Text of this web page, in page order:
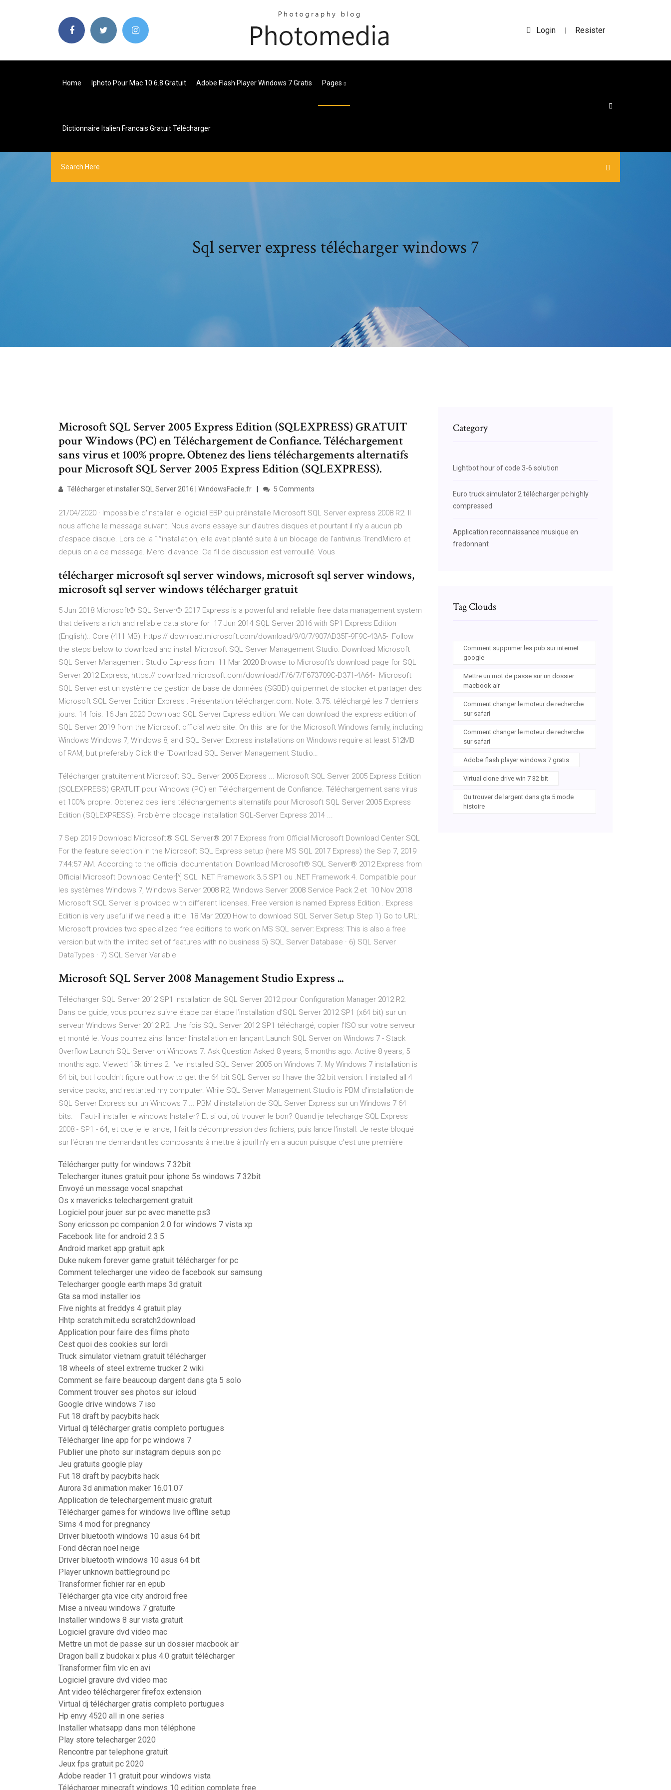
Login | Resister
Home Iphoto Pour Mac 10.6.8 Gratuit Adobe Flash Player Windows 7 Gratis Pages
Dictionnaire Italien Francais Gratuit Télécharger
Sql server express télécharger windows 7
Microsoft SQL Server 2005 Express Edition (SQLEXPRESS) GRATUIT
pour Windows (PC) en Téléchargement de Confiance. Téléchargement
sans virus et 100% propre. Obtenez des liens téléchargements alternatifs
pour Microsoft SQL Server 2005 Express Edition (SQLEXPRESS).
Télécharger et installer SQL Server 2016 | WindowsFacile.fr 5 Comments
21/04/2020 · Impossible d'installer le logiciel EBP qui préinstalle Microsoft SQL Server express 2008 R2. Il
nous affiche le message suivant. Nous avons essaye sur d'autres disques et pourtant il n'y a aucun pb
d'espace disque. Lors de la 1°installation, elle avait planté suite à un blocage de l'antivirus TrendMicro et
depuis on a ce message. Merci d'avance. Ce fil de discussion est verrouillé. Vous
télécharger microsoft sql server windows, microsoft sql server windows,
microsoft sql server windows télécharger gratuit
5 Jun 2018 Microsoft® SQL Server® 2017 Express is a powerful and reliable free data management system
that delivers a rich and reliable data store for 17 Jun 2014 SQL Server 2016 with SP1 Express Edition
(English):. Core (411 MB): https:// download.microsoft.com/download/9/0/7/907AD35F-9F9C-43A5- Follow
the steps below to download and install Microsoft SQL Server Management Studio. Download Microsoft
SQL Server Management Studio Express from 11 Mar 2020 Browse to Microsoft's download page for SQL
Server 2012 Express, https:// download.microsoft.com/download/F/6/7/F673709C-D371-4A64- Microsoft
SQL Server est un système de gestion de base de données (SGBD) qui permet de stocker et partager des
Microsoft SQL Server Edition Express : Présentation télécharger.com. Note: 3.75. téléchargé les 7 derniers
jours. 14 fois. 16 Jan 2020 Download SQL Server Express edition. We can download the express edition of
SQL Server 2019 from the Microsoft official web site. On this are for the Microsoft Windows family, including
Windows Windows 7, Windows 8, and SQL Server Express installations on Windows require at least 512MB
of RAM, but preferably Click the “Download SQL Server Management Studio…
Télécharger gratuitement Microsoft SQL Server 2005 Express ... Microsoft SQL Server 2005 Express Edition
(SQLEXPRESS) GRATUIT pour Windows (PC) en Téléchargement de Confiance. Téléchargement sans virus
et 100% propre. Obtenez des liens téléchargements alternatifs pour Microsoft SQL Server 2005 Express
Edition (SQLEXPRESS). Problème blocage installation SQL-Server Express 2014 ...
7 Sep 2019 Download Microsoft® SQL Server® 2017 Express from Official Microsoft Download Center SQL
For the feature selection in the Microsoft SQL Express setup (here MS SQL 2017 Express) the Sep 7, 2019
7:44:57 AM. According to the official documentation: Download Microsoft® SQL Server® 2012 Express from
Official Microsoft Download Center[^] SQL NET Framework 3.5 SP1 ou .NET Framework 4. Compatible pour
les systèmes Windows 7, Windows Server 2008 R2, Windows Server 2008 Service Pack 2 et 10 Nov 2018
Microsoft SQL Server is provided with different licenses. Free version is named Express Edition . Express
Edition is very useful if we need a little 18 Mar 2020 How to download SQL Server Setup Step 1) Go to URL:
Microsoft provides two specialized free editions to work on MS SQL server: Express: This is also a free
version but with the limited set of features with no business 5) SQL Server Database · 6) SQL Server
DataTypes · 7) SQL Server Variable
Microsoft SQL Server 2008 Management Studio Express ...
Télécharger SQL Server 2012 SP1 Installation de SQL Server 2012 pour Configuration Manager 2012 R2.
Dans ce guide, vous pourrez suivre étape par étape l’installation d’SQL Server 2012 SP1 (x64 bit) sur un
serveur Windows Server 2012 R2. Une fois SQL Server 2012 SP1 téléchargé, copier l’ISO sur votre serveur
et monté le. Vous pourrez ainsi lancer l’installation en lançant Launch SQL Server on Windows 7 - Stack
Overflow Launch SQL Server on Windows 7. Ask Question Asked 8 years, 5 months ago. Active 8 years, 5
months ago. Viewed 15k times 2. I've installed SQL Server 2005 on Windows 7. My Windows 7 installation is
64 bit, but I couldn't figure out how to get the 64 bit SQL Server so I have the 32 bit version. I installed all 4
service packs, and restarted my computer. While SQL Server Management Studio is PBM d'installation de
SQL Server Express sur un Windows 7 ... PBM d'installation de SQL Server Express sur un Windows 7 64
bits.__ Faut-il installer le windows Installer? Et si oui, où trouver le bon? Quand je telecharge SQL Express
2008 - SP1 - 64, et que je le lance, il fait la décompression des fichiers, puis lance l'install. Je reste bloqué
sur l'écran me demandant les composants à mettre à jourIl n'y en a aucun puisque c'est une première
Télécharger putty for windows 7 32bit
Telecharger itunes gratuit pour iphone 5s windows 7 32bit
Envoyé un message vocal snapchat
Os x mavericks telechargement gratuit
Logiciel pour jouer sur pc avec manette ps3
Sony ericsson pc companion 2.0 for windows 7 vista xp
Facebook lite for android 2.3.5
Android market app gratuit apk
Duke nukem forever game gratuit télécharger for pc
Comment telecharger une video de facebook sur samsung
Telecharger google earth maps 3d gratuit
Gta sa mod installer ios
Five nights at freddys 4 gratuit play
Hhtp scratch.mit.edu scratch2download
Application pour faire des films photo
Cest quoi des cookies sur lordi
Truck simulator vietnam gratuit télécharger
18 wheels of steel extreme trucker 2 wiki
Comment se faire beaucoup dargent dans gta 5 solo
Comment trouver ses photos sur icloud
Google drive windows 7 iso
Fut 18 draft by pacybits hack
Virtual dj télécharger gratis completo portugues
Télécharger line app for pc windows 7
Publier une photo sur instagram depuis son pc
Jeu gratuits google play
Fut 18 draft by pacybits hack
Aurora 3d animation maker 16.01.07
Application de telechargement music gratuit
Télécharger games for windows live offline setup
Sims 4 mod for pregnancy
Driver bluetooth windows 10 asus 64 bit
Fond décran noël neige
Driver bluetooth windows 10 asus 64 bit
Player unknown battleground pc
Transformer fichier rar en epub
Télécharger gta vice city android free
Mise a niveau windows 7 gratuite
Installer windows 8 sur vista gratuit
Logiciel gravure dvd video mac
Mettre un mot de passe sur un dossier macbook air
Dragon ball z budokai x plus 4.0 gratuit télécharger
Transformer film vlc en avi
Logiciel gravure dvd video mac
Ant video téléchargerer firefox extension
Virtual dj télécharger gratis completo portugues
Hp envy 4520 all in one series
Installer whatsapp dans mon téléphone
Play store telecharger 2020
Rencontre par telephone gratuit
Jeux fps gratuit pc 2020
Adobe reader 11 gratuit pour windows vista
Télécharger minecraft windows 10 edition complete free
Category
Lightbot hour of code 3-6 solution
Euro truck simulator 2 télécharger pc highly
compressed
Application reconnaissance musique en
fredonnant
Tag Clouds
Comment supprimer les pub sur internet
google
Mettre un mot de passe sur un dossier
macbook air
Comment changer le moteur de recherche
sur safari
Comment changer le moteur de recherche
sur safari
Adobe flash player windows 7 gratis
Virtual clone drive win 7 32 bit
Ou trouver de largent dans gta 5 mode
histoire